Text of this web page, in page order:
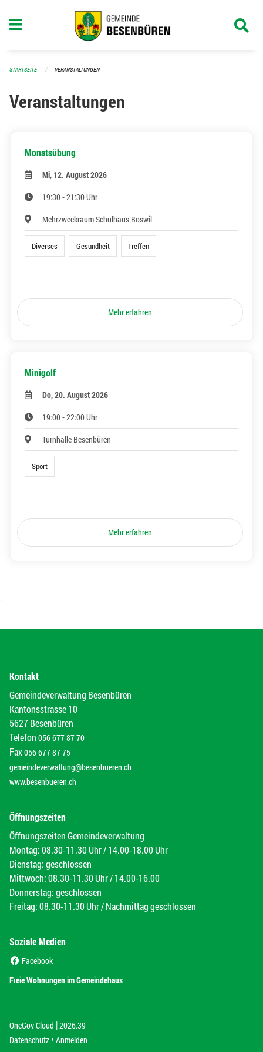
STARTSEITE VERANSTALTUNGEN
Veranstaltungen
Monatsübung
Mi, 12. August 2026
19:30 - 21:30 Uhr
Mehrzweckraum Schulhaus Boswil
Diverses Gesundheit Treffen
Mehr erfahren
Minigolf
Do, 20. August 2026
19:00 - 22:00 Uhr
Turnhalle Besenbüren
Sport
Mehr erfahren
Kontakt
Gemeindeverwaltung Besenbüren
Kantonsstrasse 10
5627 Besenbüren
Telefon 056 677 87 70
Fax056 677 87 75
gemeindeverwaltung@besenbueren.ch
www.besenbueren.ch
Öffnungszeiten
Öffnungszeiten Gemeindeverwaltung
Montag: 08.30-11.30 Uhr / 14.00-18.00 Uhr
Dienstag: geschlossen
Mittwoch: 08.30-11.30 Uhr / 14.00-16.00
Donnerstag: geschlossen
Freitag: 08.30-11.30 Uhr / Nachmittag geschlossen
Soziale Medien
Facebook
Freie Wohnungen im Gemeindehaus
OneGov Cloud (External Link)
|2026.39
Datenschutz (External Link)
Anmelden